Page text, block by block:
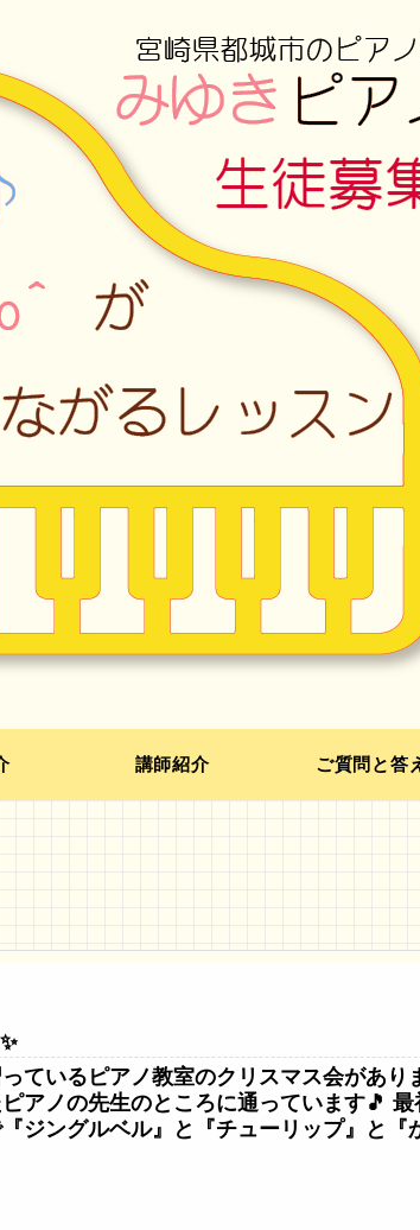
講師紹介 ご質問と答
ているピアノ教室のクリスマス会があり
アノの先生のところに通っています🎵
ジングルベル』と『チューリップ』と『